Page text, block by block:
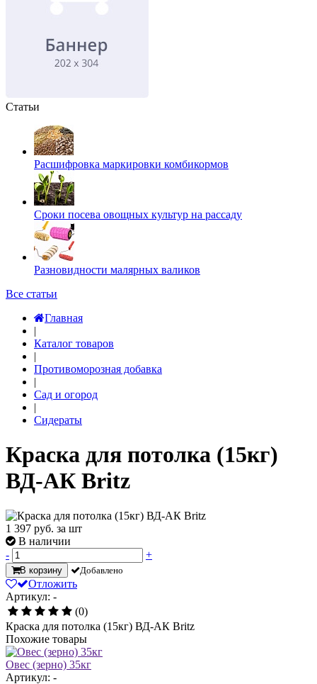
Статьи
Расшифровка маркировки комбикормов
Сроки посева овощных культур на рассаду
Разновидности малярных валиков
Все статьи
Главная
|
Каталог товаров
|
Противоморозная добавка
|
Сад и огород
|
Сидераты
Краска для потолка (15кг)
ВД-АК Britz
1 397 руб. за шт
В наличии
-
+
В корзину Добавлено
Отложить
Артикул: -
(0)
Краска для потолка (15кг) ВД-АК Britz
Похожие товары
Овес (зерно) 35кг
Артикул: -